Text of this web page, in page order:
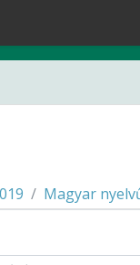
Magyar